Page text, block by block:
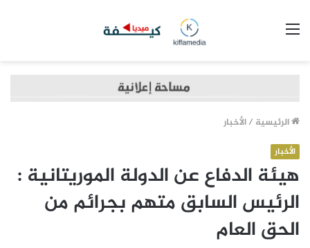
الرئيسية /الأخبار
الأخبار
هيئة الدفاع عن الدولة الموريتانية :
الرئيس السابق متهم بجرائم من
الحق العام